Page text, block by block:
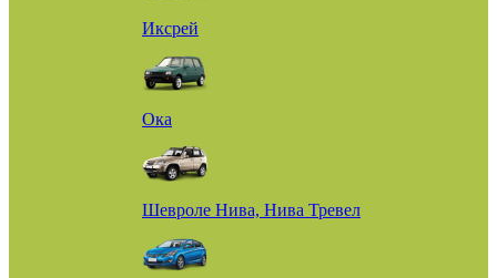
Иксрей
Ока
Шевроле Нива, Нива Тревел